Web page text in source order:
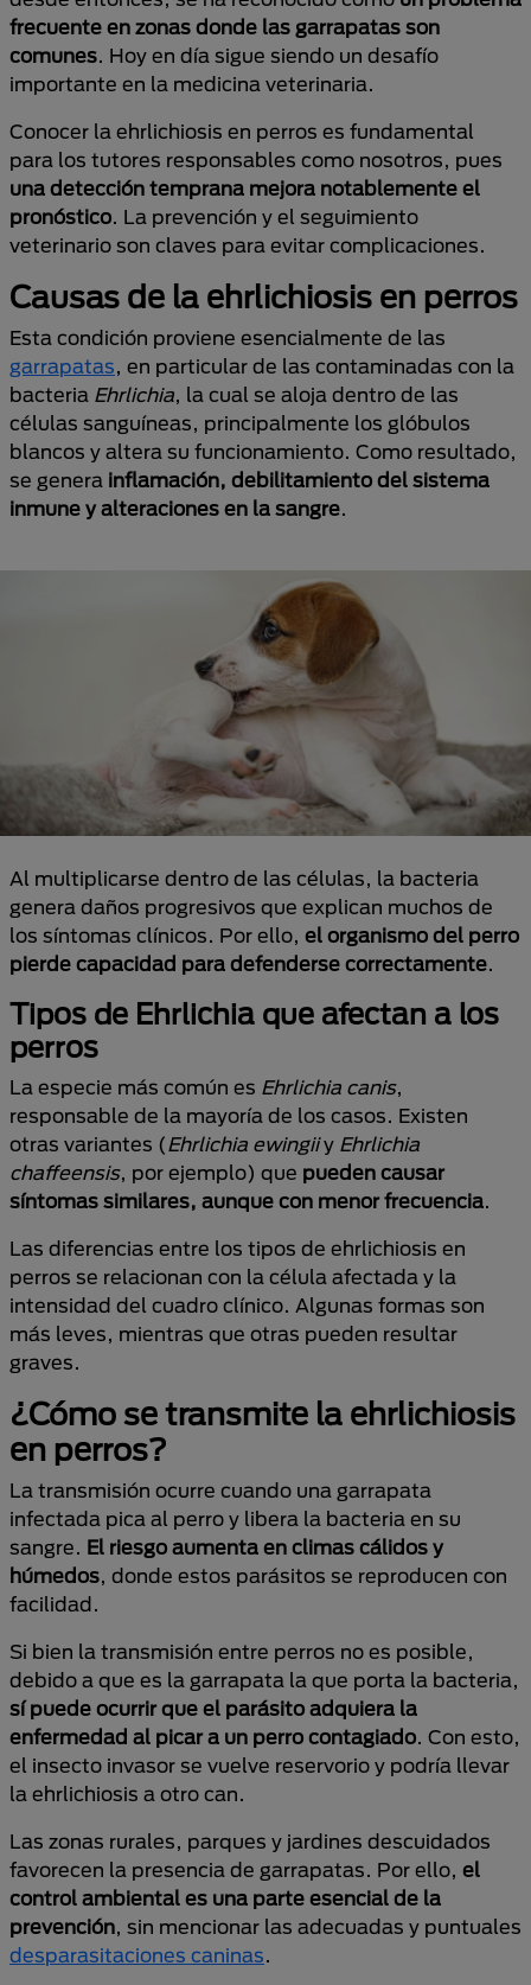
frecuente en zonas donde las garrapatas son
comunes. Hoy en día sigue siendo un desafío
importante en la medicina veterinaria.
Conocer la ehrlichiosis en perros es fundamental
para los tutores responsables como nosotros, pues
una detección temprana mejora notablemente el
pronóstico. La prevención y el seguimiento
veterinario son claves para evitar complicaciones.
Causas de la ehrlichiosis en perros
Esta condición proviene esencialmente de las
garrapatas, en particular de las contaminadas con la
bacteria Ehrlichia, la cual se aloja dentro de las
células sanguíneas, principalmente los glóbulos
blancos y altera su funcionamiento. Como resultado,
se genera inflamación, debilitamiento del sistema
inmune y alteraciones en la sangre.
Al multiplicarse dentro de las células, la bacteria
genera daños progresivos que explican muchos de
los síntomas clínicos. Por ello, el organismo del perro
pierde capacidad para defenderse correctamente.
Tipos de Ehrlichia que afectan a los
perros
La especie más común es Ehrlichia canis,
responsable de la mayoría de los casos. Existen
otras variantes (Ehrlichia ewingiiy Ehrlichia
chaffeensis, por ejemplo) que pueden causar
síntomas similares, aunque con menor frecuencia.
Las diferencias entre los tipos de ehrlichiosis en
perros se relacionan con la célula afectada y la
intensidad del cuadro clínico. Algunas formas son
más leves, mientras que otras pueden resultar
graves.
¿Cómo se transmite la ehrlichiosis
en perros?
La transmisión ocurre cuando una garrapata
infectada pica al perro y libera la bacteria en su
sangre. El riesgo aumenta en climas cálidos y
húmedos, donde estos parásitos se reproducen con
facilidad.
Si bien la transmisión entre perros no es posible,
debido a que es la garrapata la que porta la bacteria,
sí puede ocurrir que el parásito adquiera la
enfermedad al picar a un perro contagiado. Con esto,
el insecto invasor se vuelve reservorio y podría llevar
la ehrlichiosis a otro can.
Las zonas rurales, parques y jardines descuidados
favorecen la presencia de garrapatas. Por ello, el
control ambiental es una parte esencial de la
prevención, sin mencionar las adecuadas y puntuales
desparasitaciones caninas.